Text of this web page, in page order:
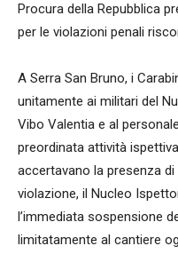
Procura della Repubblica
per le violazioni penali
A Serra San Bruno, i
unitamente ai militari del
Vibo Valentia e al
preordinata attività
accertavano la presenza
violazione, il Nucleo
l’immediata sospensione
limitatamente al cantiere